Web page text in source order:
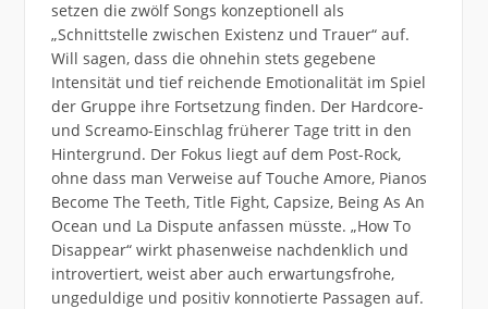
setzen die zwölf Songs konzeptionell als
„Schnittstelle zwischen Existenz und Trauer“ auf.
Will sagen, dass die ohnehin stets gegebene
Intensität und tief reichende Emotionalität im Spiel
der Gruppe ihre Fortsetzung finden. Der Hardcore-
und Screamo-Einschlag früherer Tage tritt in den
Hintergrund. Der Fokus liegt auf dem Post-Rock,
ohne dass man Verweise auf Touche Amore, Pianos
Become The Teeth, Title Fight, Capsize, Being As An
Ocean und La Dispute anfassen müsste. „How To
Disappear“ wirkt phasenweise nachdenklich und
introvertiert, weist aber auch erwartungsfrohe,
ungeduldige und positiv konnotierte Passagen auf.